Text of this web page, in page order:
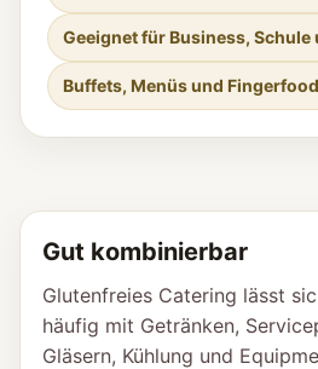
Geeignet für Business, Schule
Buffets, Menüs und
Gut kombinierbar
Glutenfreies Catering lässt
häufig mit Getränken,
Gläsern, Kühlung und